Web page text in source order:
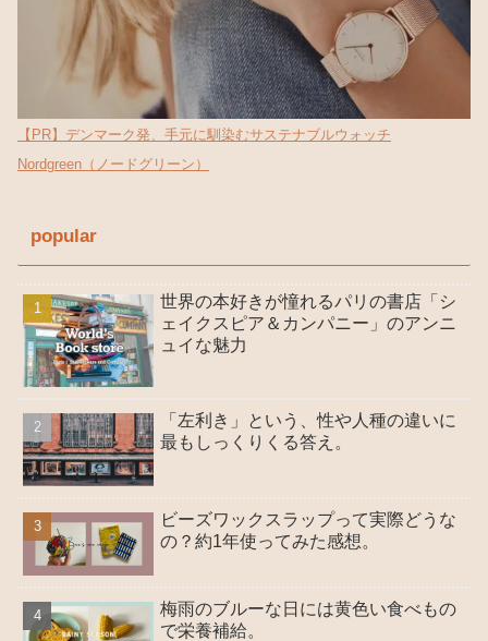
【PR】デンマーク発、手元に馴染むサステナブルウォッチ
Nordgreen（ノードグリーン）
popular
世界の本好きが憧れるパリの書店「シ
ェイクスピア＆カンパニー」のアンニ
ュイな魅力
「左利き」という、性や人種の違いに
最もしっくりくる答え。
ビーズワックスラップって実際どうな
の？約1年使ってみた感想。
梅雨のブルーな日には黄色い食べもの
で栄養補給。